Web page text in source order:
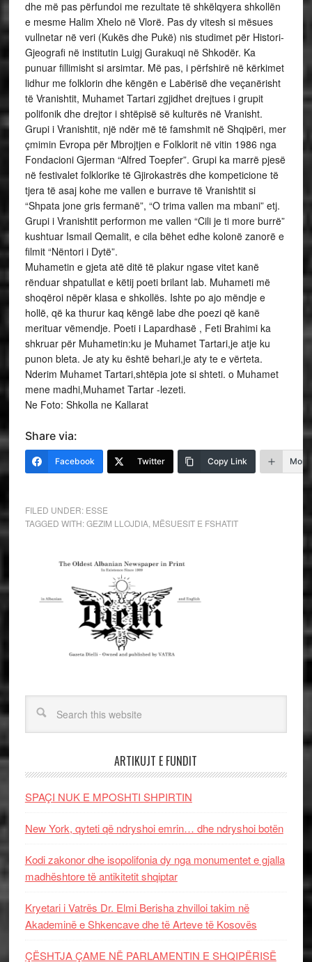
dhe më pas përfundoi me rezultate të shkëlqyera shkollën
e mesme Halim Xhelo në Vlorë. Pas dy vitesh si mësues
vullnetar në veri (Kukës dhe Pukë) nis studimet për Histori-
Gjeografi në institutin Luigj Gurakuqi në Shkodër. Ka
punuar fillimisht si arsimtar. Më pas, i përfshirë në kërkimet
lidhur me folklorin dhe këngën e Labërisë dhe veçanërisht
të Vranishtit, Muhamet Tartari zgjidhet drejtues i grupit
polifonik dhe drejtor i shtëpisë së kulturës në Vranisht.
Grupi i Vranishtit, një ndër më të famshmit në Shqipëri, mer
çmimin Evropa për Mbrojtjen e Folklorit në vitin 1986 nga
Fondacioni Gjerman “Alfred Toepfer”. Grupi ka marrë pjesë
në festivalet folklorike të Gjirokastrës dhe kompeticione të
tjera të asaj kohe me vallen e burrave të Vranishtit si
“Shpata jone gris fermanë”, “O trima vallen ma mbani” etj.
Grupi i Vranishtit performon me vallen “Cili je ti more burrë”
kushtuar Ismail Qemalit, e cila bëhet edhe kolonë zanorë e
filmit “Nëntori i Dytë”.
Muhametin e gjeta atë ditë të plakur ngase vitet kanë
rënduar shpatullat e këtij poeti brilant lab. Muhameti më
shoqëroi nëpër klasa e shkollës. Ishte po ajo mëndje e
hollë, që ka thurur kaq këngë labe dhe poezi që kanë
merituar vëmendje. Poeti i Lapardhasë , Feti Brahimi ka
shkruar për Muhametin:ku je Muhamet Tartari,je atje ku
punon bleta. Je aty ku është behari,je aty te e vërteta.
Nderim Muhamet Tartari,shtëpia jote si shteti. o Muhamet
mene madhi,Muhamet Tartar -lezeti.
Ne Foto: Shkolla ne Kallarat
Share via:
Facebook Twitter Copy Link More
FILED UNDER: ESSE
TAGGED WITH:GEZIM LLOJDIA, MËSUESIT E FSHATIT
ARTIKUJT E FUNDIT
SPAÇI NUK E MPOSHTI SHPIRTIN
New York, qyteti që ndryshoi emrin… dhe ndryshoi botën
Kodi zakonor dhe isopolifonia dy nga monumentet e gjalla
madhështore të antikitetit shqiptar
Kryetari i Vatrës Dr. Elmi Berisha zhvilloi takim në
Akademinë e Shkencave dhe të Arteve të Kosovës
ÇËSHTJA ÇAME NË PARLAMENTIN E SHQIPËRISË